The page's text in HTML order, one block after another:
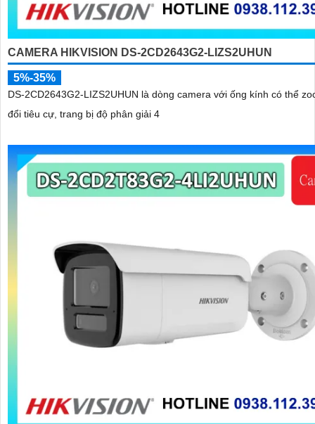
CAMERA HIKVISION DS-2CD2643G2-LIZS2UHUN
5%-35%
DS-2CD2643G2-LIZS2UHUN là dòng camera với ống kính có thể
đổi tiêu cự, trang bị độ phân giải 4